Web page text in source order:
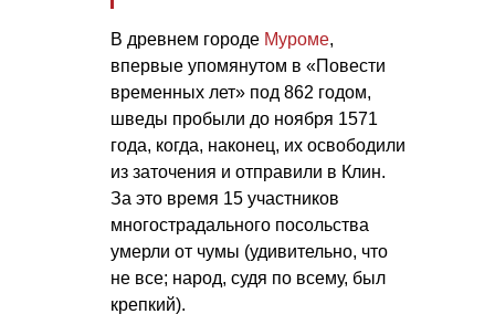
В древнем городе Муроме,
впервые упомянутом в «Повести
временных лет» под 862 годом,
шведы пробыли до ноября 1571
года, когда, наконец, их освободили
из заточения и отправили в Клин.
За это время 15 участников
многострадального посольства
умерли от чумы (удивительно, что
не все; народ, судя по всему, был
крепкий).